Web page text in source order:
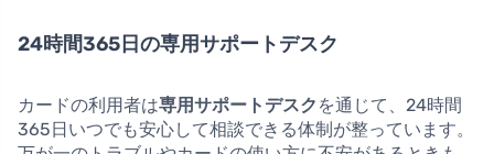
24時間365日の専用サポートデスク
カードの利用者は専用サポートデスク を通じて、24時間
365日いつでも安心して相談できる体制が整っています。